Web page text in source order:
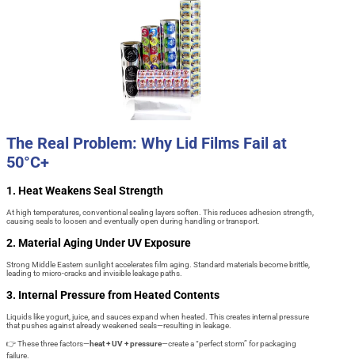
The Real Problem: Why Lid Films Fail at
50°C+
1. Heat Weakens Seal Strength
At high temperatures, conventional sealing layers soften. This reduces adhesion strength,
causing seals to loosen and eventually open during handling or transport.
2. Material Aging Under UV Exposure
Strong Middle Eastern sunlight accelerates film aging. Standard materials become brittle,
leading to micro-cracks and invisible leakage paths.
3. Internal Pressure from Heated Contents
Liquids like yogurt, juice, and sauces expand when heated. This creates internal pressure
that pushes against already weakened seals—resulting in leakage.
👉 These three factors—heat + UV + pressure—create a “perfect storm” for packaging
failure.